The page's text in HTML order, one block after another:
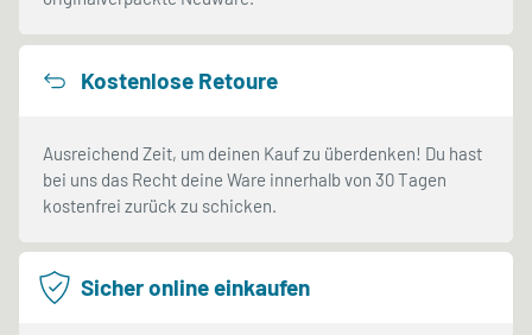
Kostenlose Retoure
Ausreichend Zeit, um deinen Kauf zu überdenken! Du hast
bei uns das Recht deine Ware innerhalb von 30 Tagen
kostenfrei zurück zu schicken.
Sicher online einkaufen